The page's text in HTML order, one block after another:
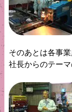
そのあとは各事
社長からのテー